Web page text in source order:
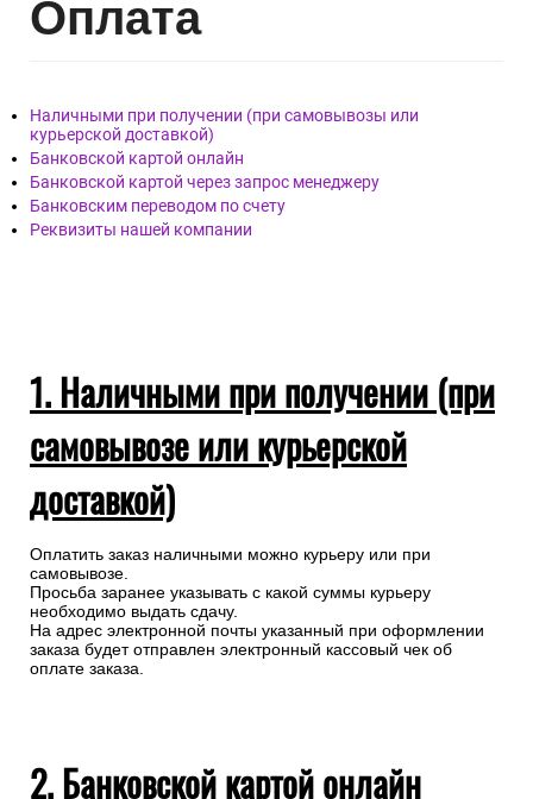
Оплата
Наличными при получении (при самовывозы или
курьерской доставкой)
Банковской картой онлайн
Банковской картой через запрос менеджеру
Банковским переводом по счету
Реквизиты нашей компании
1. Наличными при получении (при
самовывозе или курьерской
доставкой)
Оплатить заказ наличными можно курьеру или при
самовывозе.
Просьба заранее указывать с какой суммы курьеру
необходимо выдать сдачу.
На адрес электронной почты указанный при оформлении
заказа будет отправлен электронный кассовый чек об
оплате заказа.
2. Банковской картой онлайн